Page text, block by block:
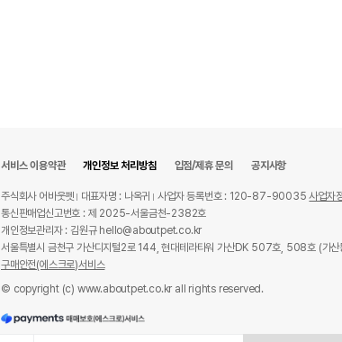
서비스 이용약관 개인정보 처리방침 입점/제휴 문의 공지사항
주식회사 어바웃펫 대표자명 : 나옥귀 사업자 등록번호 : 120-87-90035사업자
통신판매업신고번호 : 제 2025-서울금천-2382호
개인정보관리자 : 김원규 hello@aboutpet.co.kr
서울특별시 금천구 가산디지털2로 144, 현대테라타워 가산DK 507호, 508호 (가산
구매안전(에스크로)서비스
© copyright (c) www.aboutpet.co.kr all rights reserved.